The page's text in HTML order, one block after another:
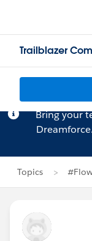
Trailblazer
Bring your
Dreamforce.
Topics